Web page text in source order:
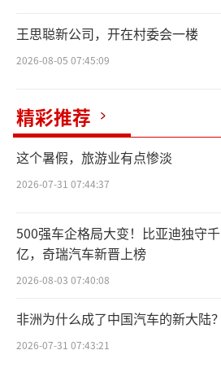
王思聪新公司，开在村委会一楼
2026-08-05 07:45:09
精彩推荐
这个暑假，旅游业有点惨淡
2026-07-31 07:44:37
500强车企格局大变！比亚迪独守千
亿，奇瑞汽车新晋上榜
2026-08-03 07:40:08
非洲为什么成了中国汽车的新大陆？
2026-07-31 07:43:21